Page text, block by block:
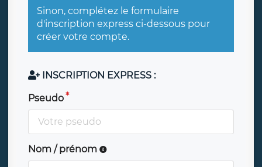
Sinon, complétez le formulaire
d'inscription express ci-dessous pour
créer votre compte.
INSCRIPTION EXPRESS :
Pseudo
Nom / prénom